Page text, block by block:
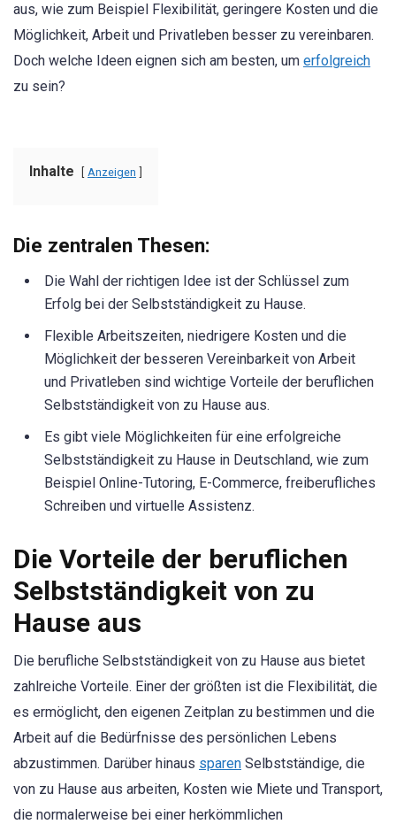
aus, wie zum Beispiel Flexibilität, geringere Kosten und die
Möglichkeit, Arbeit und Privatleben besser zu vereinbaren.
Doch welche Ideen eignen sich am besten, um erfolgreich
zu sein?
Inhalte Anzeigen
Die zentralen Thesen:
Die Wahl der richtigen Idee ist der Schlüssel zum
Erfolg bei der Selbstständigkeit zu Hause.
Flexible Arbeitszeiten, niedrigere Kosten und die
Möglichkeit der besseren Vereinbarkeit von Arbeit
und Privatleben sind wichtige Vorteile der beruflichen
Selbstständigkeit von zu Hause aus.
Es gibt viele Möglichkeiten für eine erfolgreiche
Selbstständigkeit zu Hause in Deutschland, wie zum
Beispiel Online-Tutoring, E-Commerce, freiberufliches
Schreiben und virtuelle Assistenz.
Die Vorteile der beruflichen
Selbstständigkeit von zu
Hause aus
Die berufliche Selbstständigkeit von zu Hause aus bietet
zahlreiche Vorteile. Einer der größten ist die Flexibilität, die
es ermöglicht, den eigenen Zeitplan zu bestimmen und die
Arbeit auf die Bedürfnisse des persönlichen Lebens
abzustimmen. Darüber hinaus sparen Selbstständige, die
von zu Hause aus arbeiten, Kosten wie Miete und Transport,
die normalerweise bei einer herkömmlichen